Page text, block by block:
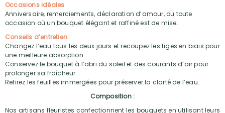
Occasions idéales :
Anniversaire, remerciements, déclaration d’amour, ou toute
occasion où un bouquet élégant et raffiné est de mise.
Conseils d’entretien :
Changez l’eau tous les deux jours et recoupez les tiges en biais pour
une meilleure absorption.
Conservez le bouquet à l’abri du soleil et des courants d’air pour
prolonger sa fraîcheur.
Retirez les feuilles immergées pour préserver la clarté de l’eau.
Composition :
Nos artisans fleuristes confectionnent les bouquets en utilisant leurs